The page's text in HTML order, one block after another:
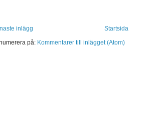
inlägg
Startsida
på: Kommentarer till inlägget (Atom)